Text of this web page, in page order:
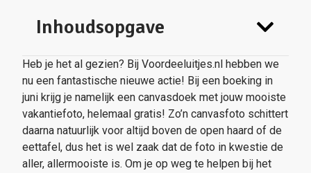
Inhoudsopgave
Heb je het al gezien? Bij Voordeeluitjes.nl hebben we
nu een fantastische nieuwe actie! Bij een boeking in
juni krijg je namelijk een canvasdoek met jouw mooiste
vakantiefoto, helemaal gratis! Zo’n canvasfoto schittert
daarna natuurlijk voor altijd boven de open haard of de
eettafel, dus het is wel zaak dat de foto in kwestie de
aller, allermooiste is. Om je op weg te helpen bij het